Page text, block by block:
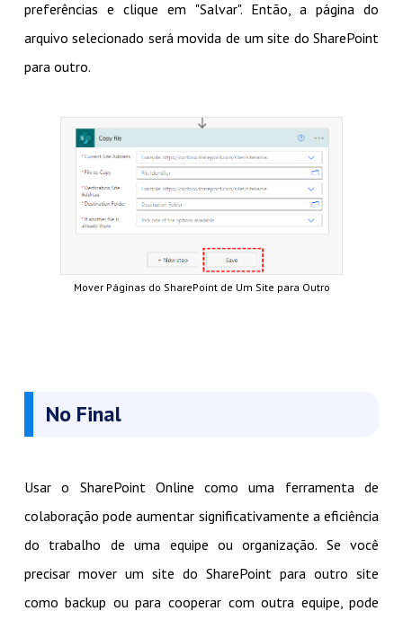
preferências e clique em "Salvar". Então, a página do
arquivo selecionado será movida de um site do SharePoint
para outro.
Mover Páginas do SharePoint de Um Site para Outro
No Final
Usar o SharePoint Online como uma ferramenta de
colaboração pode aumentar significativamente a eficiência
do trabalho de uma equipe ou organização. Se você
precisar mover um site do SharePoint para outro site
como backup ou para cooperar com outra equipe, pode